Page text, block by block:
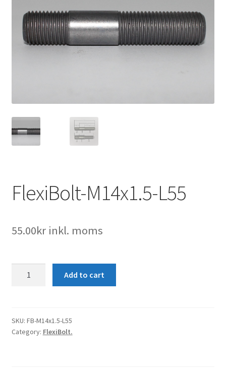
Kontakt / Info
Hjälp/FAQ
FlexiBolt-M14x1.5-L55
55.00krinkl. moms
Add to cart
SKU: FB-M14x1.5-L55
Category: FlexiBolt.